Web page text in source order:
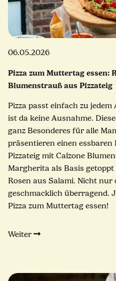
06.05.2026
Pizza zum Muttertag essen:
Blumenstrauß aus Pizzateig
Pizza passt einfach zu
ist da keine Ausnahme.
ganz Besonderes für alle
präsentieren einen
Pizzateig mit Calzone
Margherita als Basis
Rosen aus Salami. Nicht
geschmacklich überragend.
Pizza zum Muttertag essen!
Weiter